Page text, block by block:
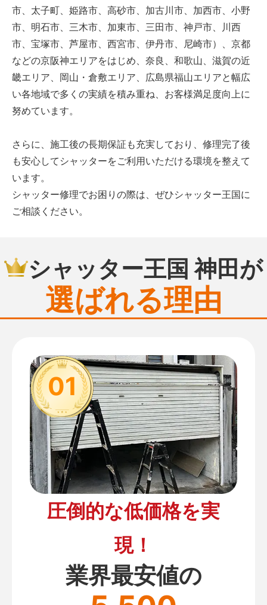
市、太子町、姫路市、高砂市、加古川市、加西市、小野
市、明石市、三木市、加東市、三田市、神戸市、川西
市、宝塚市、芦屋市、西宮市、伊丹市、尼崎市）、京都
などの京阪神エリアをはじめ、奈良、和歌山、滋賀の近
畿エリア、岡山・倉敷エリア、広島県福山エリアと幅広
い各地域で多くの実績を積み重ね、お客様満足度向上に
努めています。
さらに、施工後の長期保証も充実しており、修理完了後
も安心してシャッターをご利用いただける環境を整えて
います。
シャッター修理でお困りの際は、ぜひシャッター王国に
ご相談ください。
シャッター王国 神田が
選ばれる理由
01
圧倒的な低価格を実
現！
業界最安値の